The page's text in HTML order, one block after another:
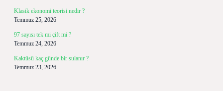
Klasik ekonomi teorisi nedir ?
Temmuz 25, 2026
97 sayısı tek mi çift mi ?
Temmuz 24, 2026
Kaktüsü kaç günde bir sulanır ?
Temmuz 23, 2026